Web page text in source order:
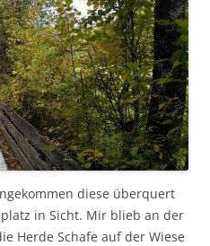
diese überquert
in Sicht. Mir blieb an der
Herde Schafe auf der Wiese